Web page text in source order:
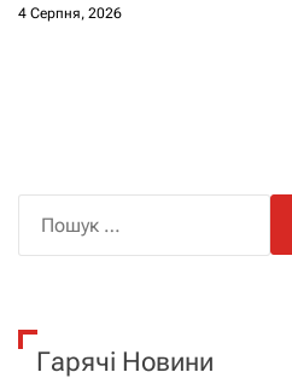
4 Серпня, 2026
к
Гарячі Новини